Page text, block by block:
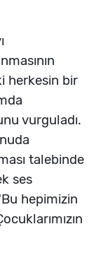
herkesin bir
vurguladı.
talebinde
ses
hepimizin